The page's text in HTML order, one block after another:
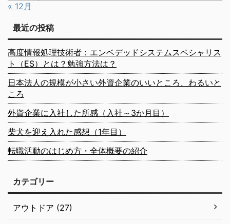
« 12月
最近の投稿
高度情報処理技術者：エンベデッドシステムスペシャリス
ト（ES）とは？勉強方法は？
日本法人の規模が小さい外資企業のいいところ、わるいと
ころ
外資企業に入社した所感（入社～3か月目）
柴犬を迎え入れた感想（1年目）
転職活動のはじめ方・全体概要の紹介
カテゴリー
アウトドア (27)